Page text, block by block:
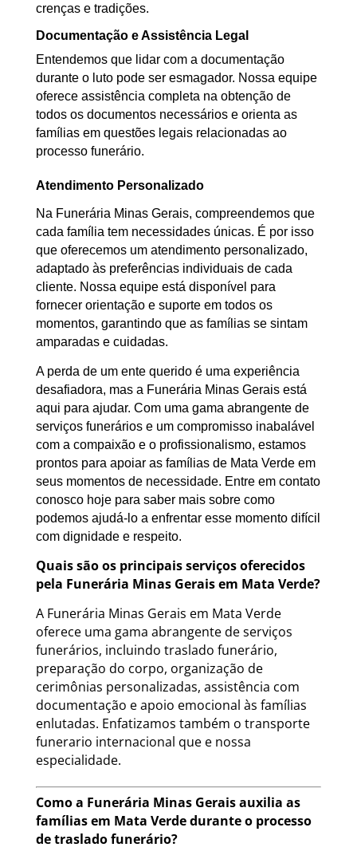
crenças e tradições.
Documentação e Assistência Legal
Entendemos que lidar com a documentação
durante o luto pode ser esmagador. Nossa equipe
oferece assistência completa na obtenção de
todos os documentos necessários e orienta as
famílias em questões legais relacionadas ao
processo funerário.
Atendimento Personalizado
Na Funerária Minas Gerais, compreendemos que
cada família tem necessidades únicas. É por isso
que oferecemos um atendimento personalizado,
adaptado às preferências individuais de cada
cliente. Nossa equipe está disponível para
fornecer orientação e suporte em todos os
momentos, garantindo que as famílias se sintam
amparadas e cuidadas.
A perda de um ente querido é uma experiência
desafiadora, mas a Funerária Minas Gerais está
aqui para ajudar. Com uma gama abrangente de
serviços funerários e um compromisso inabalável
com a compaixão e o profissionalismo, estamos
prontos para apoiar as famílias de Mata Verde em
seus momentos de necessidade. Entre em contato
conosco hoje para saber mais sobre como
podemos ajudá-lo a enfrentar esse momento difícil
com dignidade e respeito.
Quais são os principais serviços oferecidos
pela Funerária Minas Gerais em Mata Verde?
A Funerária Minas Gerais em Mata Verde
oferece uma gama abrangente de serviços
funerários, incluindo traslado funerário,
preparação do corpo, organização de
cerimônias personalizadas, assistência com
documentação e apoio emocional às famílias
enlutadas. Enfatizamos também o transporte
funerario internacional que e nossa
especialidade.
Como a Funerária Minas Gerais auxilia as
famílias em Mata Verde durante o processo
de traslado funerário?